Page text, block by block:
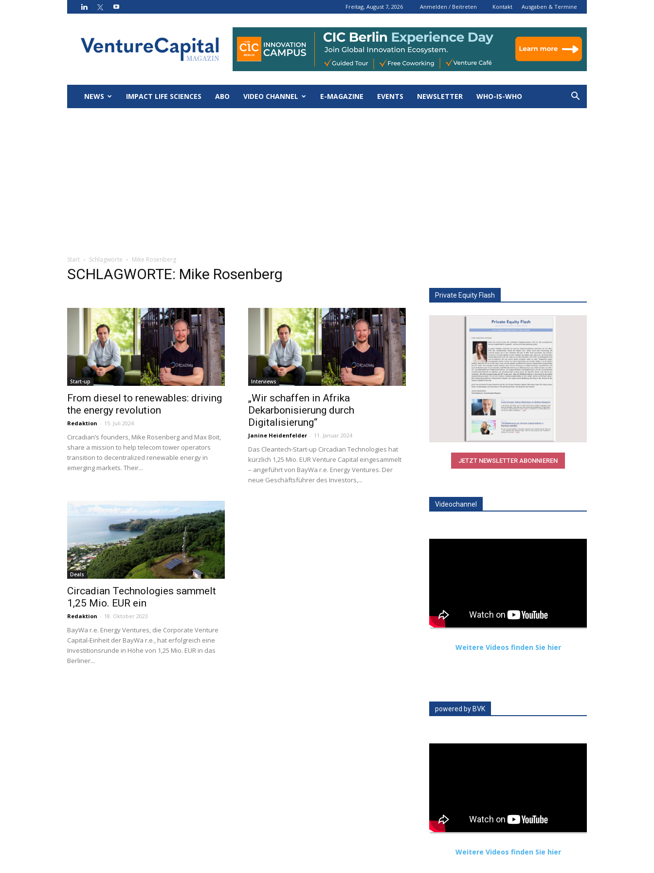
Freitag, August 7, 2026 Anmelden / Beitreten Kontakt Ausgaben & Termine
Magazin
NEWS IMPACT LIFE SCIENCES ABO VIDEO CHANNEL E-MAGAZINE EVENTS NEWSLETTER WHO-IS-WHO
Start Schlagworte Mike Rosenberg
SCHLAGWORTE: Mike Rosenberg
Start-up
From diesel to renewables: driving
the energy revolution
Redaktion - 15. Juli 2024
Circadian’s founders, Mike Rosenberg and Max Boit,
share a mission to help telecom tower operators
transition to decentralized renewable energy in
emerging markets. Their...
Interviews
„Wir schaffen in Afrika
Dekarbonisierung durch
Digitalisierung“
Janine Heidenfelder - 11. Januar 2024
Das Cleantech-Start-up Circadian Technologies hat
kürzlich 1,25 Mio. EUR Venture Capital eingesammelt
– angeführt von BayWa r.e. Energy Ventures. Der
neue Geschäftsführer des Investors,...
Deals
Circadian Technologies sammelt
1,25 Mio. EUR ein
Redaktion - 18. Oktober 2023
BayWa r.e. Energy Ventures, die Corporate Venture
Capital-Einheit der BayWa r.e., hat erfolgreich eine
Investitionsrunde in Höhe von 1,25 Mio. EUR in das
Berliner...
Private Equity Flash
JETZT NEWSLETTER ABONNIEREN
Videochannel
Weitere Videos finden Sie hier
powered by BVK
Weitere Videos finden Sie hier